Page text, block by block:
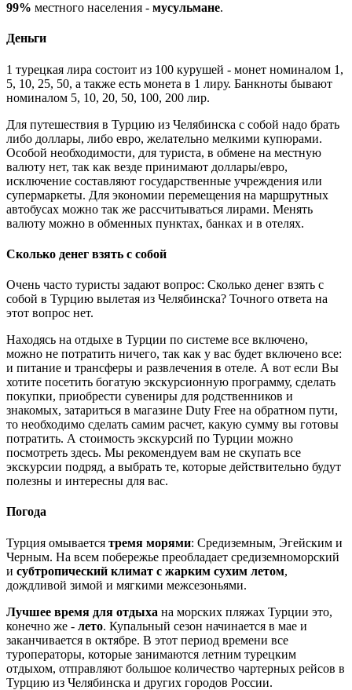
99% местного населения - мусульмане.
Деньги
1 турецкая лира состоит из 100 курушей - монет номиналом 1,
5, 10, 25, 50, а также есть монета в 1 лиру. Банкноты бывают
номиналом 5, 10, 20, 50, 100, 200 лир.
Для путешествия в Турцию из Челябинска с собой надо брать
либо доллары, либо евро, желательно мелкими купюрами.
Особой необходимости, для туриста, в обмене на местную
валюту нет, так как везде принимают доллары/евро,
исключение составляют государственные учреждения или
супермаркеты. Для экономии перемещения на маршрутных
автобусах можно так же рассчитываться лирами. Менять
валюту можно в обменных пунктах, банках и в отелях.
Сколько денег взять с собой
Очень часто туристы задают вопрос: Сколько денег взять с
собой в Турцию вылетая из Челябинска? Точного ответа на
этот вопрос нет.
Находясь на отдыхе в Турции по системе все включено,
можно не потратить ничего, так как у вас будет включено все:
и питание и трансферы и развлечения в отеле. А вот если Вы
хотите посетить богатую экскурсионную программу, сделать
покупки, приобрести сувениры для родственников и
знакомых, затариться в магазине Duty Free на обратном пути,
то необходимо сделать самим расчет, какую сумму вы готовы
потратить. А стоимость экскурсий по Турции можно
посмотреть здесь. Мы рекомендуем вам не скупать все
экскурсии подряд, а выбрать те, которые действительно будут
полезны и интересны для вас.
Погода
Турция омывается тремя морями: Средиземным, Эгейским и
Черным. На всем побережье преобладает средиземноморский
и субтропический климат с жарким сухим летом,
дождливой зимой и мягкими межсезоньями.
Лучшее время для отдыха на морских пляжах Турции это,
конечно же - лето. Купальный сезон начинается в мае и
заканчивается в октябре. В этот период времени все
туроператоры, которые занимаются летним турецким
отдыхом, отправляют большое количество чартерных рейсов в
Турцию из Челябинска и других городов России.